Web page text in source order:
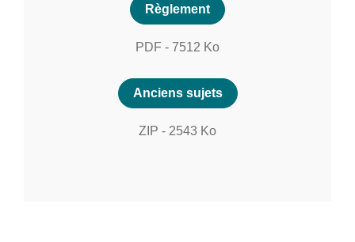
Règlement
PDF - 7512 Ko
Anciens sujets
ZIP - 2543 Ko